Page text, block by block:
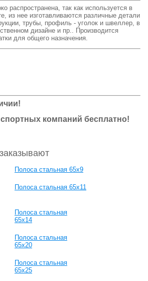
распространена, так как используется в
из нее изготавливаются различные детали
трубы, профиль - уголок и швеллер, в
дизайне и пр.. Производится
для общего назначения.
компаний бесплатно!
Полоса стальная 65x9
Полоса стальная 65x11
Полоса стальная
65x14
Полоса стальная
65x20
Полоса стальная
65x25